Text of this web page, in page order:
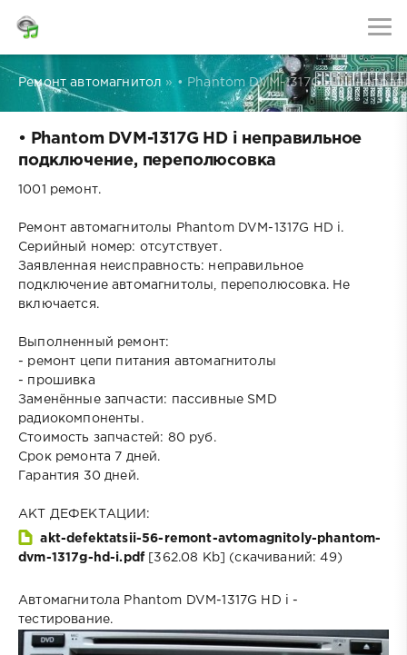
Ремонт автомагнитол » • Phantom DVM-1317G HD i
• Phantom DVM-1317G HD i неправильное
подключение, переполюсовка
1001 ремонт.
Ремонт автомагнитолы Phantom DVM-1317G HD i.
Серийный номер: отсутствует.
Заявленная неисправность: неправильное
подключение автомагнитолы, переполюсовка. Не
включается.
Выполненный ремонт:
- ремонт цепи питания автомагнитолы
- прошивка
Заменённые запчасти: пассивные SMD
радиокомпоненты.
Стоимость запчастей: 80 руб.
Срок ремонта 7 дней.
Гарантия 30 дней.
АКТ ДЕФЕКТАЦИИ:
akt-defektatsii-56-remont-avtomagnitoly-phantom-
dvm-1317g-hd-i.pdf[362.08 Kb] (cкачиваний: 49)
Автомагнитола Phantom DVM-1317G HD i -
тестирование.